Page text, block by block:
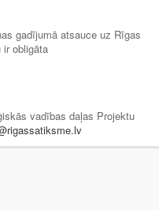
gadījumā atsauce uz Rīgas
obligāta
vadības daļas Projektu